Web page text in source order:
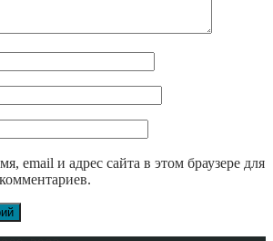
email и адрес сайта в этом браузере для